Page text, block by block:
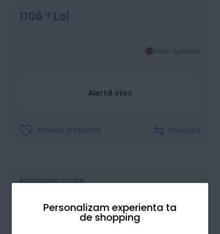
Personalizam experienta ta
de shopping
1106 13 Lei
Alertă stoc
Adaugă la favorite Compară
Achiziționat în rate